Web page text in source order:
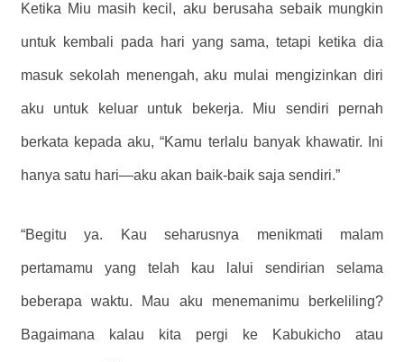
Ketika Miu masih kecil, aku berusaha sebaik mungkin
untuk kembali pada hari yang sama, tetapi ketika dia
masuk sekolah menengah, aku mulai mengizinkan diri
aku untuk keluar untuk bekerja. Miu sendiri pernah
berkata kepada aku, “Kamu terlalu banyak khawatir. Ini
hanya satu hari—aku akan baik-baik saja sendiri.”
“Begitu ya. Kau seharusnya menikmati malam
pertamamu yang telah kau lalui sendirian selama
beberapa waktu. Mau aku menemanimu berkeliling?
Bagaimana kalau kita pergi ke Kabukicho atau